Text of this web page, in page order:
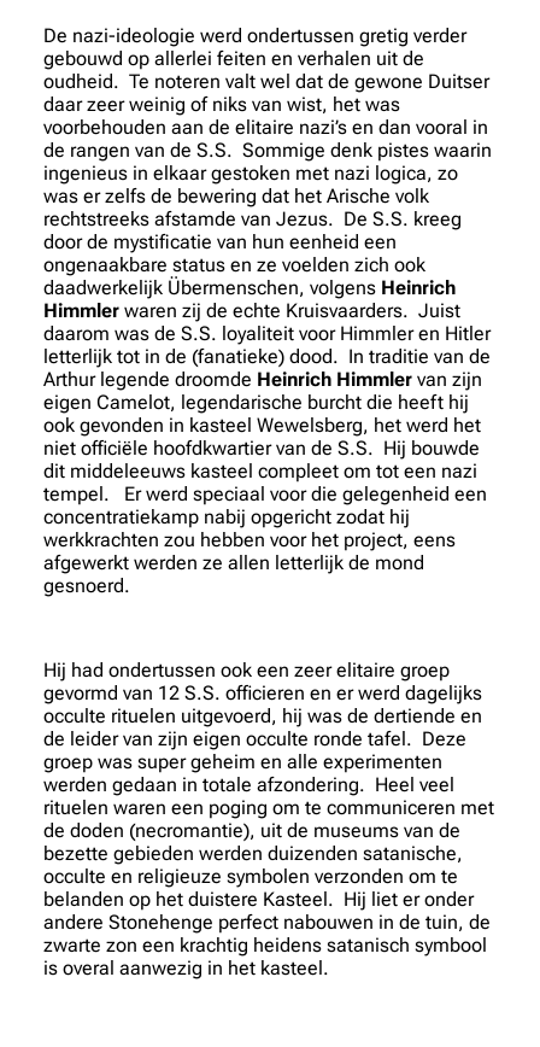
De nazi-ideologie werd ondertussen gretig verder
gebouwd op allerlei feiten en verhalen uit de
oudheid. Te noteren valt wel dat de gewone Duitser
daar zeer weinig of niks van wist, het was
voorbehouden aan de elitaire nazi’s en dan vooral in
de rangen van de S.S. Sommige denk pistes waarin
ingenieus in elkaar gestoken met nazi logica, zo
was er zelfs de bewering dat het Arische volk
rechtstreeks afstamde van Jezus. De S.S. kreeg
door de mystificatie van hun eenheid een
ongenaakbare status en ze voelden zich ook
daadwerkelijk Übermenschen, volgens Heinrich
Himmler waren zij de echte Kruisvaarders. Juist
daarom was de S.S. loyaliteit voor Himmler en Hitler
letterlijk tot in de (fanatieke) dood. In traditie van de
Arthur legende droomde Heinrich Himmler van zijn
eigen Camelot, legendarische burcht die heeft hij
ook gevonden in kasteel Wewelsberg, het werd het
niet officiële hoofdkwartier van de S.S. Hij bouwde
dit middeleeuws kasteel compleet om tot een nazi
tempel. Er werd speciaal voor die gelegenheid een
concentratiekamp nabij opgericht zodat hij
werkkrachten zou hebben voor het project, eens
afgewerkt werden ze allen letterlijk de mond
gesnoerd.
Hij had ondertussen ook een zeer elitaire groep
gevormd van 12 S.S. officieren en er werd dagelijks
occulte rituelen uitgevoerd, hij was de dertiende en
de leider van zijn eigen occulte ronde tafel. Deze
groep was super geheim en alle experimenten
werden gedaan in totale afzondering. Heel veel
rituelen waren een poging om te communiceren met
de doden (necromantie), uit de museums van de
bezette gebieden werden duizenden satanische,
occulte en religieuze symbolen verzonden om te
belanden op het duistere Kasteel. Hij liet er onder
andere Stonehenge perfect nabouwen in de tuin, de
zwarte zon een krachtig heidens satanisch symbool
is overal aanwezig in het kasteel.